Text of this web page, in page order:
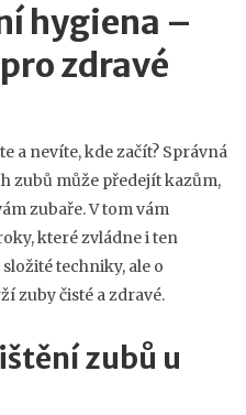
hygiena –
zdravé
a nevíte, kde začít? Správná
zubů může předejít kazům,
zubaře. V tom vám
které zvládne i ten
techniky, ale o
zuby čisté a zdravé.
zubů u